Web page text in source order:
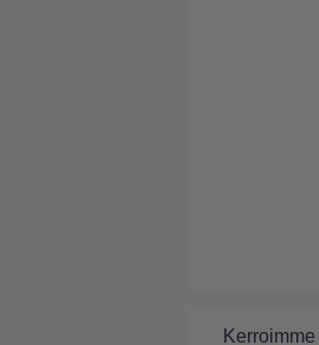
Kerroimme